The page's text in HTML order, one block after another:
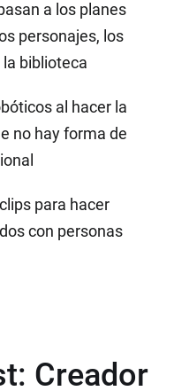
a los planes
personajes, los
biblioteca
al hacer la
no hay forma de
para hacer
con personas
Creador